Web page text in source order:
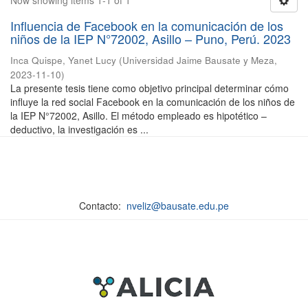
Influencia de Facebook en la comunicación de los
niños de la IEP N°72002, Asillo – Puno, Perú. 2023
Inca Quispe, Yanet Lucy (Universidad Jaime Bausate y Meza,
2023-11-10)
La presente tesis tiene como objetivo principal determinar cómo
influye la red social Facebook en la comunicación de los niños de
la IEP N°72002, Asillo. El método empleado es hipotético –
deductivo, la investigación es ...
Contacto: nveliz@bausate.edu.pe